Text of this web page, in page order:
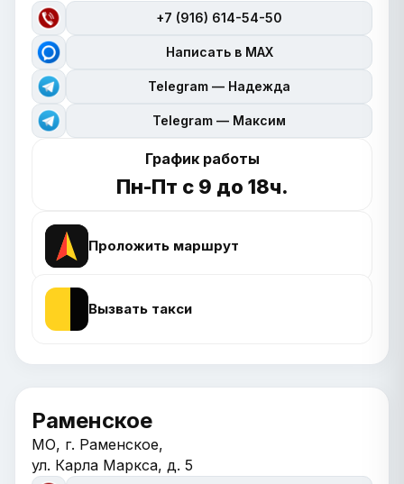
+7 (916) 614-54-50
Написать в MAX
Telegram — Надежда
Telegram — Максим
График работы
Пн-Пт с 9 до 18ч.
Проложить маршрут
Вызвать такси
Раменское
МО, г. Раменское,
ул. Карла Маркса, д. 5